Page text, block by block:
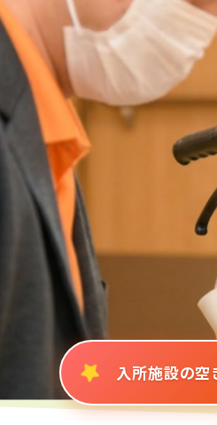
入所施設の空